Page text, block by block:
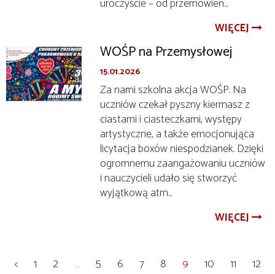
uroczyście – od przemówień...
WIĘCEJ
WOŚP na Przemysłowej
15.01.2026
Za nami szkolna akcja WOŚP. Na
uczniów czekał pyszny kiermasz z
ciastami i ciasteczkami, występy
artystyczne, a także emocjonująca
licytacja boxów niespodzianek. Dzięki
ogromnemu zaangażowaniu uczniów
i nauczycieli udało się stworzyć
wyjątkową atm...
WIĘCEJ
< 1 2 … 5 6 7 8 9 10 11
12